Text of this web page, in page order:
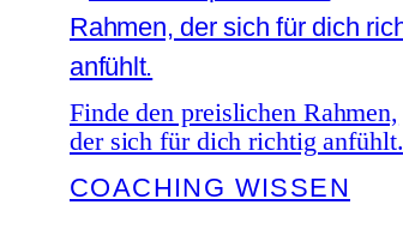
Finde den preislichen Rahmen,
der sich für dich richtig anfühlt.
COACHING WISSEN